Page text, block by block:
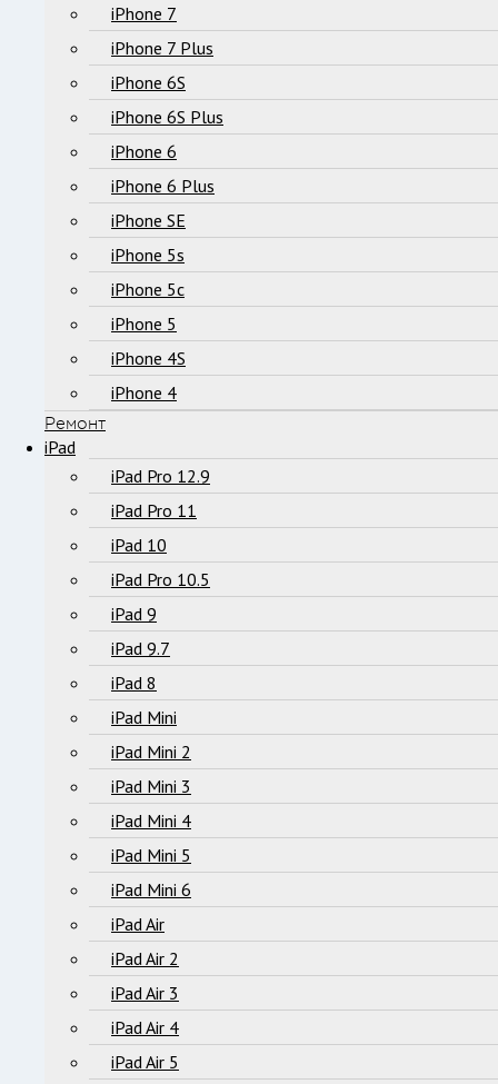
iPhone 7
iPhone 7 Plus
iPhone 6S
iPhone 6S Plus
iPhone 6
iPhone 6 Plus
iPhone SE
iPhone 5s
iPhone 5c
iPhone 5
iPhone 4S
iPhone 4
Ремонт
iPad
iPad Pro 12.9
iPad Pro 11
iPad 10
iPad Pro 10.5
iPad 9
iPad 9.7
iPad 8
iPad Mini
iPad Mini 2
iPad Mini 3
iPad Mini 4
iPad Mini 5
iPad Mini 6
iPad Air
iPad Air 2
iPad Air 3
iPad Air 4
iPad Air 5